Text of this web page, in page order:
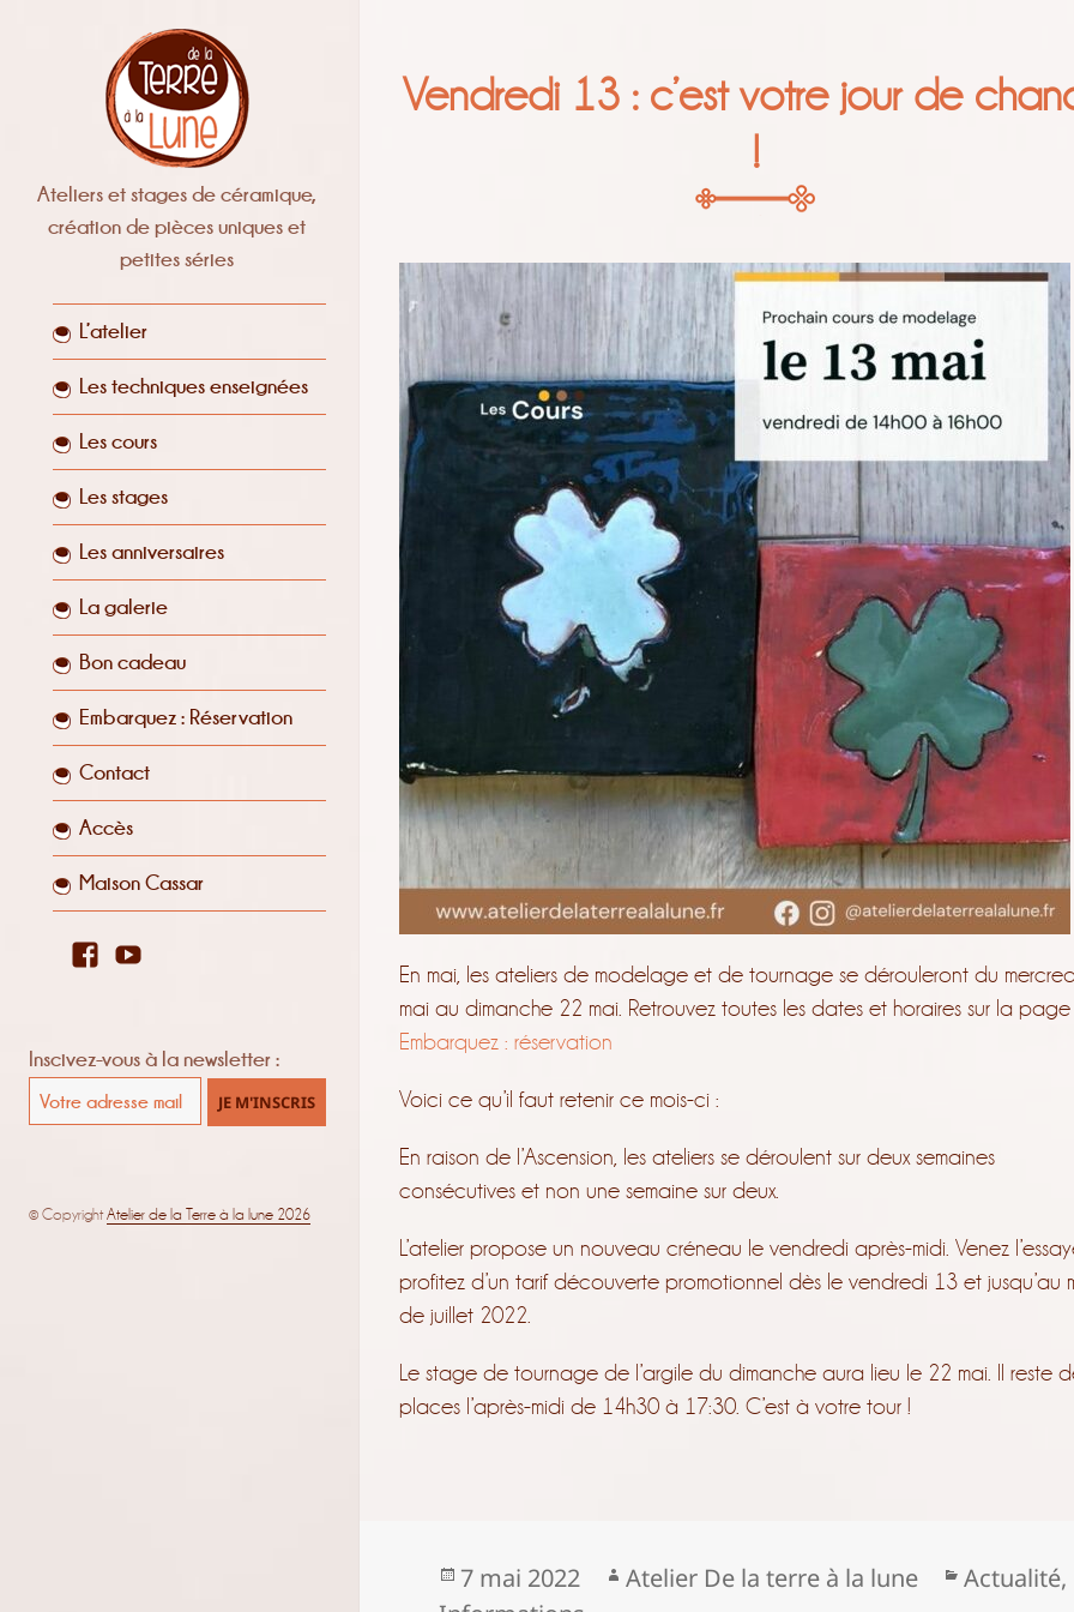
Ateliers et stages de céramique,
création de pièces uniques et
petites séries
L’atelier
Les techniques enseignées
Les cours
Les stages
Les anniversaires
La galerie
Bon cadeau
Embarquez : Réservation
Contact
Accès
Maison Cassar
Facebook
YouTube
Inscivez-vous à la newsletter :
© CopyrightAtelier de la Terre à la lune 2026
Vendredi 13 : c’est votre jour de
!
En mai, les ateliers de modelage et de tournage se dérouleront du
mai au dimanche 22 mai. Retrouvez toutes les dates et horaires sur la page
Embarquez : réservation
Voici ce qu’il faut retenir ce mois-ci :
En raison de l’Ascension, les ateliers se déroulent sur deux semaines
consécutives et non une semaine sur deux.
L’atelier propose un nouveau créneau le vendredi après-midi. Venez
profitez d’un tarif découverte promotionnel dès le vendredi 13 et jusqu’au
de juillet 2022.
Le stage de tournage de l’argile du dimanche aura lieu le 22 mai. Il reste
places l’après-midi de 14h30 à 17:30. C’est à votre tour !
Publié
7 mai 2022 Auteur
Atelier De la terre à la lune Actualité,